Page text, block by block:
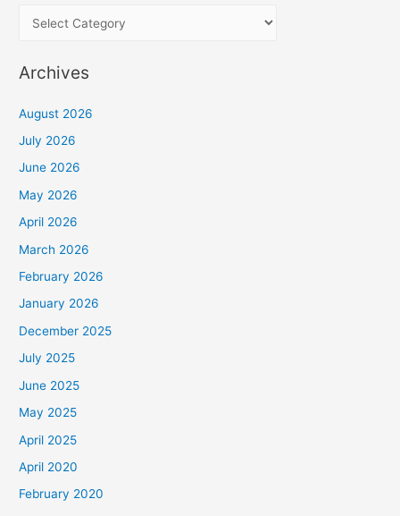
h
K
a
o
r
i
Archives
August 2026
July 2026
June 2026
May 2026
April 2026
March 2026
February 2026
January 2026
December 2025
July 2025
June 2025
May 2025
April 2025
April 2020
February 2020